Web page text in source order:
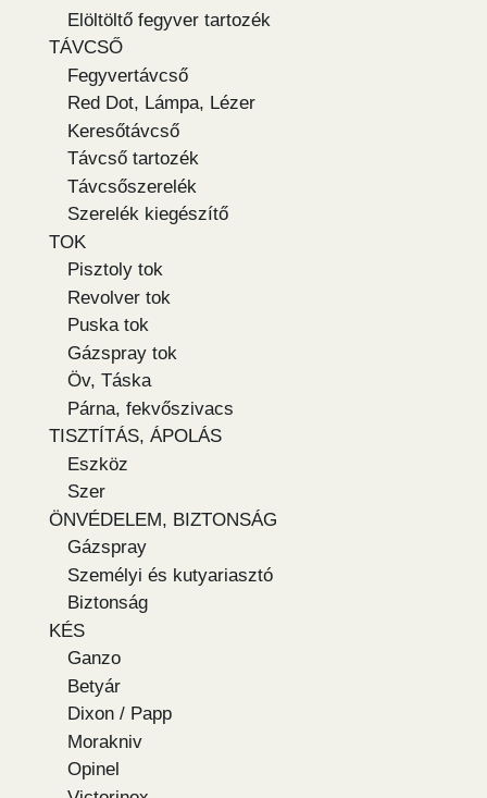
Elöltöltő fegyver tartozék
TÁVCSŐ
Fegyvertávcső
Red Dot, Lámpa, Lézer
Keresőtávcső
Távcső tartozék
Távcsőszerelék
Szerelék kiegészítő
TOK
Pisztoly tok
Revolver tok
Puska tok
Gázspray tok
Öv, Táska
Párna, fekvőszivacs
TISZTÍTÁS, ÁPOLÁS
Eszköz
Szer
ÖNVÉDELEM, BIZTONSÁG
Gázspray
Személyi és kutyariasztó
Biztonság
KÉS
Ganzo
Betyár
Dixon / Papp
Morakniv
Opinel